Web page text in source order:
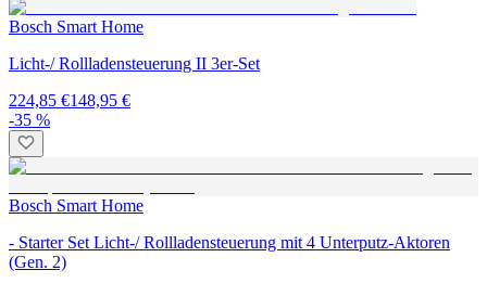
Bosch Smart Home
Licht-/ Rollladensteuerung II 3er-Set
224,85 €148,95 €
-35 %
Bosch Smart Home
- Starter Set Licht-/ Rollladensteuerung mit 4 Unterputz-Aktoren
(Gen. 2)